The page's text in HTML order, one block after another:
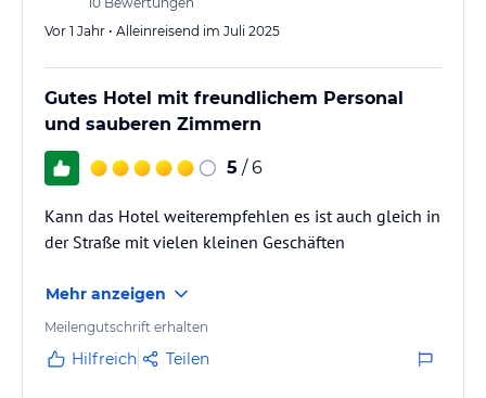
Vor 1 Jahr • Alleinreisend im Juli 2025
Gutes Hotel mit freundlichem Personal
und sauberen Zimmern
5 / 6
Kann das Hotel weiterempfehlen es ist auch gleich in
der Straße mit vielen kleinen Geschäften
Mehr anzeigen
Meilengutschrift erhalten
Hilfreich Teilen